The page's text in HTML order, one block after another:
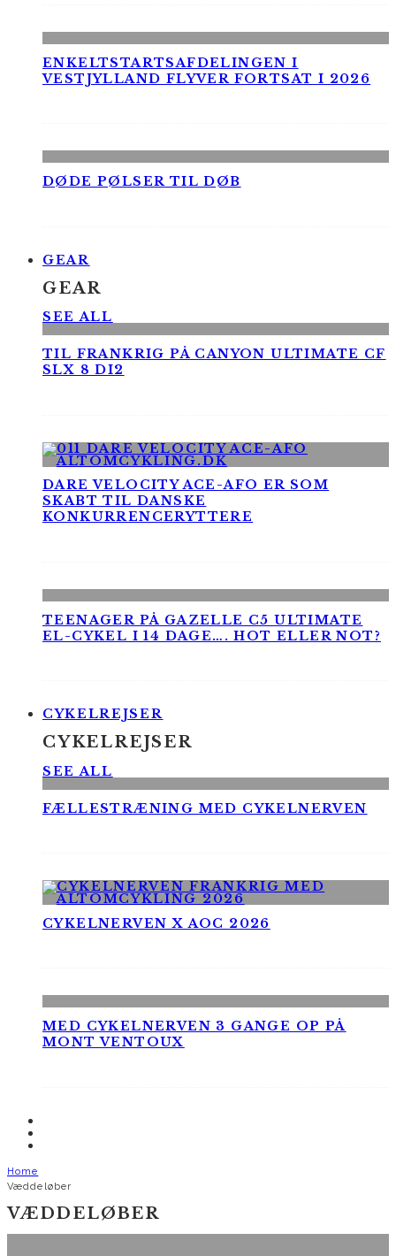
ENKELTSTARTSAFDELINGEN I
VESTJYLLAND FLYVER FORTSAT I 2026
DØDE PØLSER TIL DØB
GEAR
GEAR
SEE ALL
TIL FRANKRIG PÅ CANYON ULTIMATE CF
SLX 8 DI2
DARE VELOCITY ACE-AFO ER SOM
SKABT TIL DANSKE
KONKURRENCERYTTERE
TEENAGER PÅ GAZELLE C5 ULTIMATE
EL-CYKEL I 14 DAGE…. HOT ELLER NOT?
CYKELREJSER
CYKELREJSER
SEE ALL
FÆLLESTRÆNING MED CYKELNERVEN
CYKELNERVEN X AOC 2026
MED CYKELNERVEN 3 GANGE OP PÅ
MONT VENTOUX
Home
Væddeløber
VÆDDELØBER